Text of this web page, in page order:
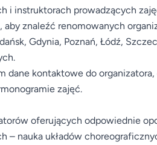
i instruktorach prowadzących
znaleźć renomowanych
Gdynia, Poznań, Łódź,
dane kontaktowe do organizatora,
zajęć.
oferujących odpowiednie
– nauka układów